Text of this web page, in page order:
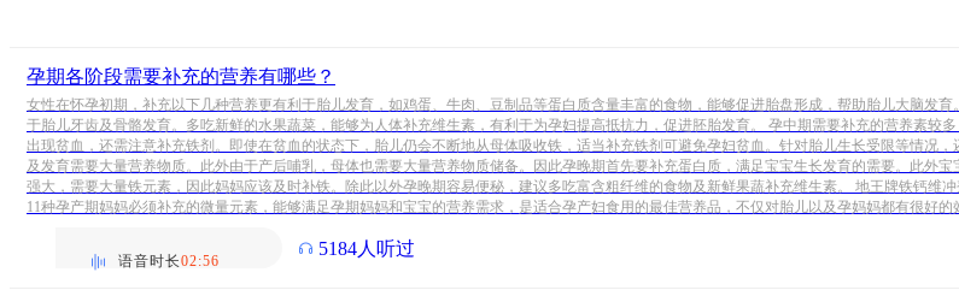
孕期各阶段需要补充的营养有哪些？
女性在怀孕初期，补充以下几种营养更有利于胎儿发育，如鸡蛋、牛肉、豆制品等蛋白质含量丰富的食物，能够促进胎盘形成，帮助胎儿大脑发
于胎儿牙齿及骨骼发育。多吃新鲜的水果蔬菜，能够为人体补充维生素，有利于为孕妇提高抵抗力，促进胚胎发育。 孕中期需要补充的营养素
出现贫血，还需注意补充铁剂。即使在贫血的状态下，胎儿仍会不断地从母体吸收铁，适当补充铁剂可避免孕妇贫血。针对胎儿生长受限等情况
及发育需要大量营养物质。此外由于产后哺乳，母体也需要大量营养物质储备。因此孕晚期首先要补充蛋白质，满足宝宝生长发育的需要。此外
强大，需要大量铁元素，因此妈妈应该及时补铁。除此以外孕晚期容易便秘，建议多吃富含粗纤维的食物及新鲜果蔬补充维生素。 地王牌铁钙维
11种孕产期妈妈必须补充的微量元素，能够满足孕期妈妈和宝宝的营养需求，是适合孕产妇食用的最佳营养品，不仅对胎儿以及孕妈妈都有很好的
语音时长02:56
5184人听过